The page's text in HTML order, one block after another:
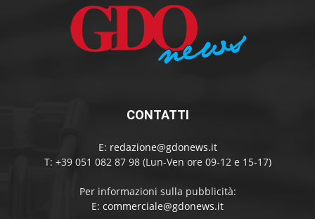
CONTATTI
E: redazione@gdonews.it
T: +39 051 082 87 98 (Lun-Ven ore 09-12 e 15-17)
Per informazioni sulla pubblicità:
E: commerciale@gdonews.it